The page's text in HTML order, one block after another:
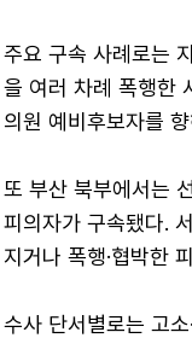
주요 구속 사례로는
을 여러 차례 폭행한
의원 예비후보자를
또 부산 북부에서는
피의자가 구속됐다.
지거나 폭행·협박한
수사 단서별로는 고